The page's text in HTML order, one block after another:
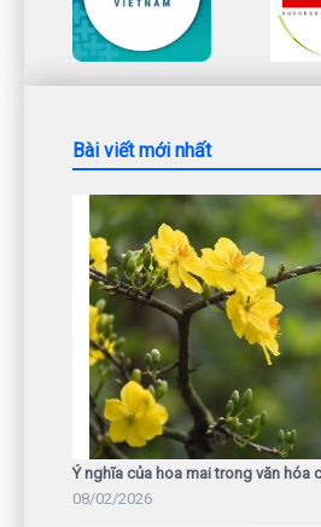
Bài viết mới nhất
Ý nghĩa của hoa mai trong văn hóa
08/02/2026